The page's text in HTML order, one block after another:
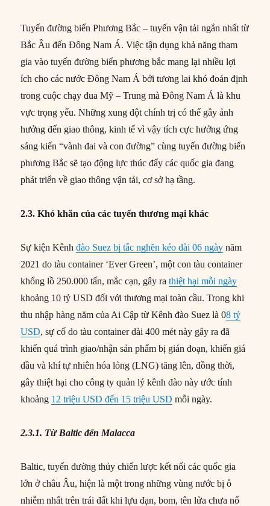
Tuyến đường biển Phương Bắc – tuyến vận tải ngắn nhất từ
Bắc Âu đến Đông Nam Á. Việc tận dụng khả năng tham
gia vào tuyến đường biển phương bắc mang lại nhiều lợi
ích cho các nước Đông Nam Á bởi tương lai khó đoán định
trong cuộc chạy đua Mỹ – Trung mà Đông Nam Á là khu
vực trọng yếu. Những xung đột chính trị có thể gây ảnh
hưởng đến giao thông, kinh tế vì vậy tích cực hưởng ứng
sáng kiến “vành đai và con đường” cùng tuyến đường biển
phương Bắc sẽ tạo động lực thúc đẩy các quốc gia đang
phát triển về giao thông vận tải, cơ sở hạ tầng.
2.3. Khó khăn của các tuyến thương mại khác
Sự kiện Kênhđào Suez bị tắc nghẽn kéo dài 06 ngày năm
2021 do tàu container ‘Ever Green’, một con tàu container
khổng lồ 250.000 tấn, mắc cạn, gây rathiệt hại mỗi ngày
khoảng 10 tỷ USD đối với thương mại toàn cầu. Trong khi
thu nhập hàng năm của Ai Cập từ Kênh đào Suez là 08 tỷ
USD, sự cố do tàu container dài 400 mét này gây ra đã
khiến quá trình giao/nhận sản phẩm bị gián đoạn, khiến giá
dầu và khí tự nhiên hóa lỏng (LNG) tăng lên, đồng thời,
gây thiệt hại cho công ty quản lý kênh đào này ước tính
khoảng 12 triệu USD đến 15 triệu USD mỗi ngày.
2.3.1. Từ Baltic đến Malacca
Baltic, tuyến đường thủy chiến lược kết nối các quốc gia
lớn ở châu Âu, hiện là một trong những vùng nước bị ô
nhiễm nhất trên trái đất khi lựu đạn, bom, tên lửa chưa nổ